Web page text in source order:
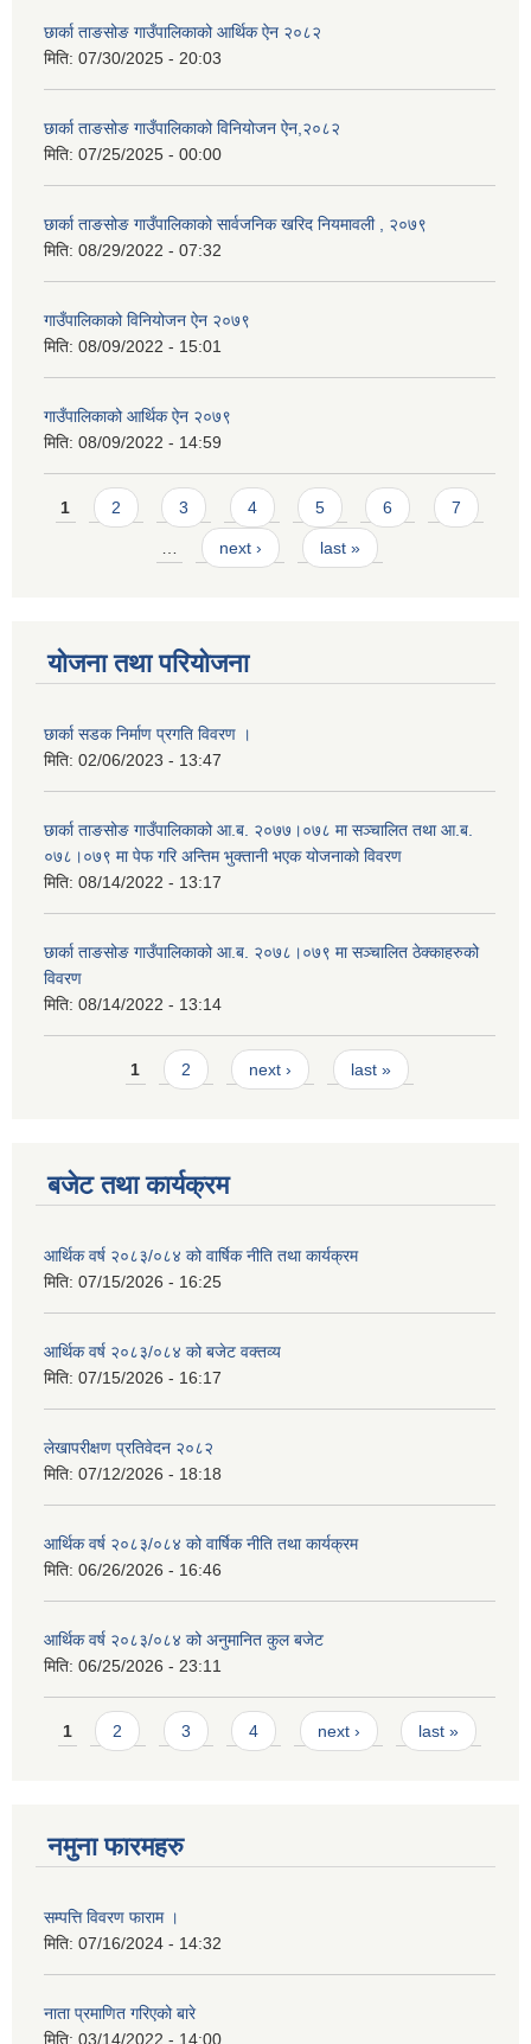
छार्का ताङसोङ गाउँपालिकाको आर्थिक ऐन २०८२
मिति: 07/30/2025 - 20:03
छार्का ताङसोङ गाउँपालिकाको विनियोजन ऐन,२०८२
मिति: 07/25/2025 - 00:00
छार्का ताङसोङ गाउँपालिकाको सार्वजनिक खरिद नियमावली , २०७९
मिति: 08/29/2022 - 07:32
गाउँपालिकाको विनियोजन ऐन २०७९
मिति: 08/09/2022 - 15:01
गाउँपालिकाको आर्थिक ऐन २०७९
मिति: 08/09/2022 - 14:59
Pages
1 2 3 4 5 6 7
next › last »
योजना तथा परियोजना
छार्का सडक निर्माण प्रगति विवरण ।
मिति: 02/06/2023 - 13:47
छार्का ताङसोङ गाउँपालिकाको आ.ब. २०७७।०७८ मा सञ्चालित तथा आ.ब.
०७८।०७९ मा पेफ गरि अन्तिम भुक्तानी भएक योजनाको विवरण
मिति: 08/14/2022 - 13:17
छार्का ताङसोङ गाउँपालिकाको आ.ब. २०७८।०७९ मा सञ्चालित ठेक्काहरुको
विवरण
मिति: 08/14/2022 - 13:14
Pages1 2 next › last »
बजेट तथा कार्यक्रम
आर्थिक वर्ष २०८३/०८४ को वार्षिक नीति तथा कार्यक्रम
मिति: 07/15/2026 - 16:25
आर्थिक वर्ष २०८३/०८४ को बजेट वक्तव्य
मिति: 07/15/2026 - 16:17
लेखापरीक्षण प्रतिवेदन २०८२
मिति: 07/12/2026 - 18:18
आर्थिक वर्ष २०८३/०८४ को वार्षिक नीति तथा कार्यक्रम
मिति: 06/26/2026 - 16:46
आर्थिक वर्ष २०८३/०८४ को अनुमानित कुल बजेट
मिति: 06/25/2026 - 23:11
Pages
1 2 3 4 next › last »
नमुना फारमहरु
सम्पत्ति विवरण फाराम ।
मिति: 07/16/2024 - 14:32
नाता प्रमाणित गरिएको बारे
मिति: 03/14/2022 - 14:00